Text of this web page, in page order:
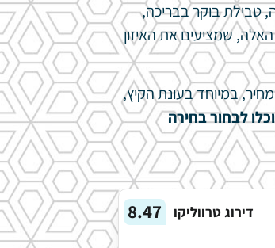
טבילת בוקר בבריכה,
שמציעים את האיזון
במיוחד בעונת הקיץ,
לבחור בחירה
דירוג טרווליקו 8.47